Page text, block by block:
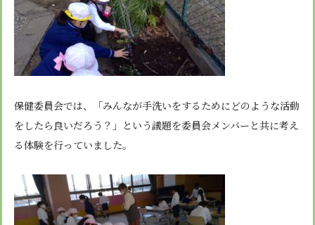
保健委員会では、「みんなが手洗いをするためにどのような活動
をしたら良いだろう？」という議題を委員会メンバーと共に考え
る体験を行っていました。